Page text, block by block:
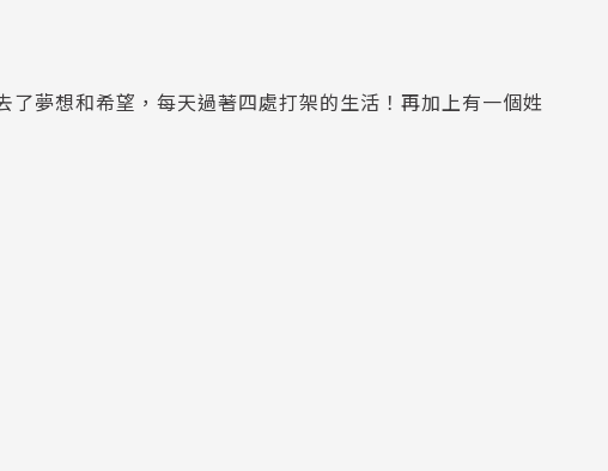
夢想和希望，每天過著四處打架的生活！再加上有一個姓